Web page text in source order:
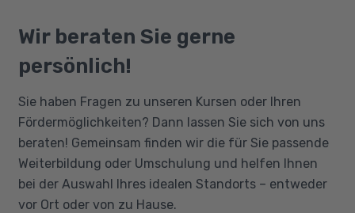
Englischkenntnisse
Windows und PC-Grundlagen
Gestaltung/Medien
Datenschutz/IT-Sicherheit
Vorkenntnisse der Teilnehmer:innen
abgestimmt werden.
Qualifizierungschancengesetz
Berufliche Rehabilitation
Wir beraten Sie gerne
persönlich!
Sie haben Fragen zu unseren Kursen oder Ihren
Fördermöglichkeiten? Dann lassen Sie sich von uns
beraten! Gemeinsam finden wir die für Sie passende
Weiterbildung oder Umschulung und helfen Ihnen
bei der Auswahl Ihres idealen Standorts – entweder
vor Ort oder von zu Hause.